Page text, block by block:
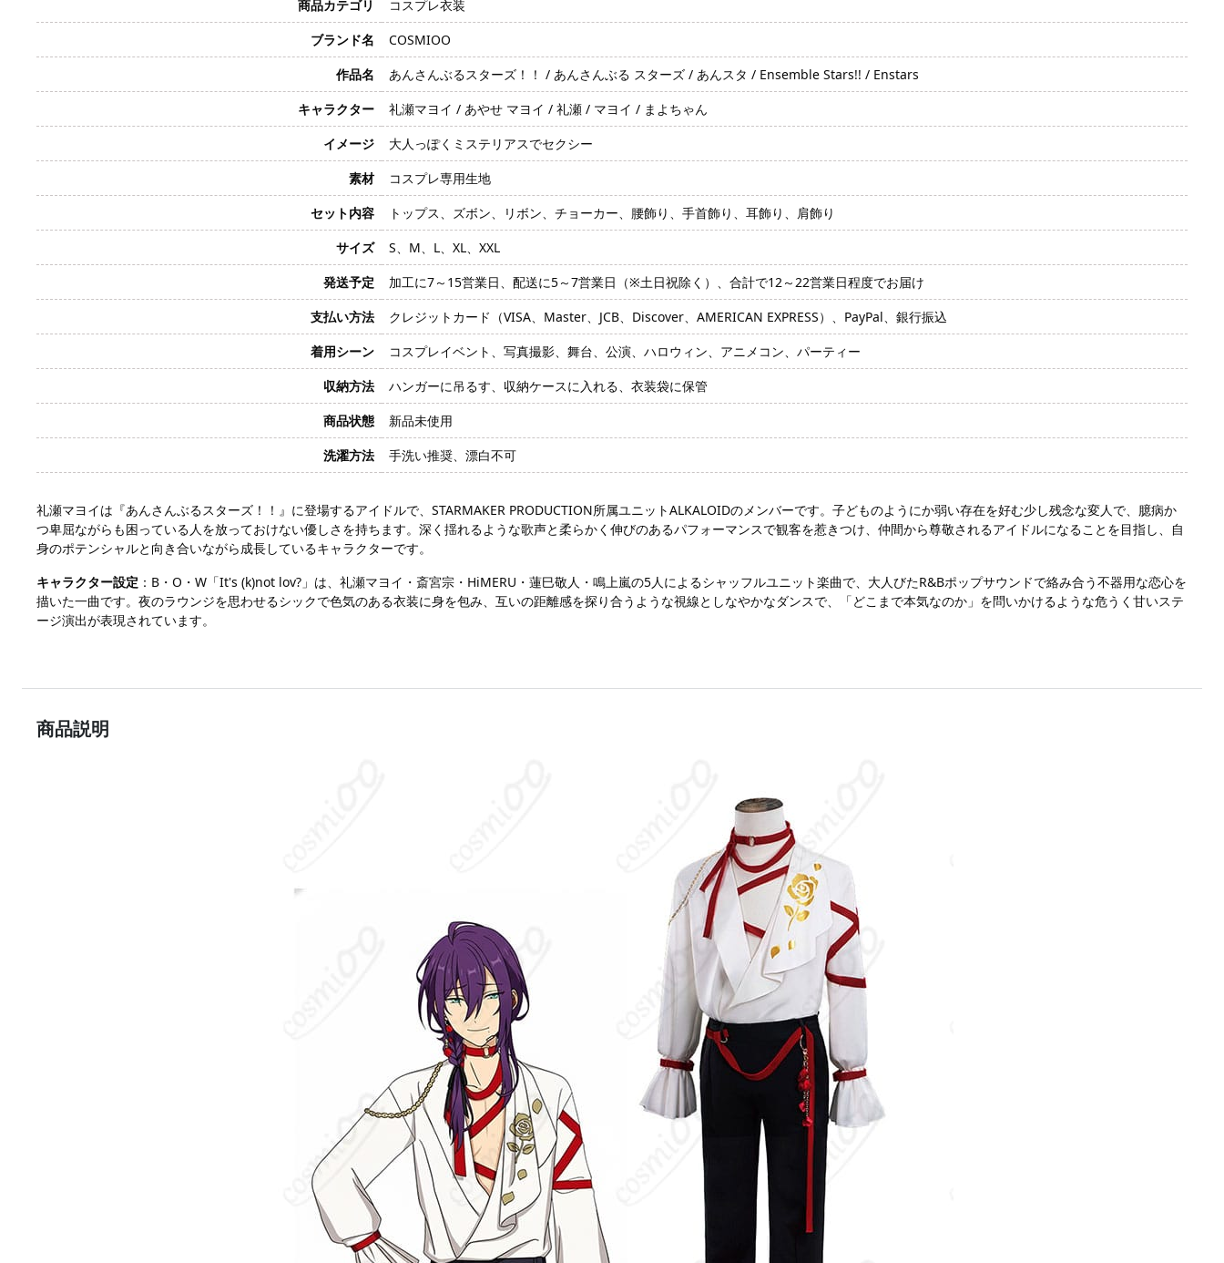
商品カテゴリ
コスプレ衣装
ブランド名
COSMIOO
作品名
あんさんぶるスターズ！！ / あんさんぶる スターズ / あんスタ / Ensemble Stars!! / Enstars
キャラクター
礼瀬マヨイ / あやせ マヨイ / 礼瀬 / マヨイ / まよちゃん
イメージ
大人っぽくミステリアスでセクシー
素材
コスプレ専用生地
セット内容
トップス、ズボン、リボン、チョーカー、腰飾り、手首飾り、耳飾り、肩飾り
サイズ
S、M、L、XL、XXL
発送予定
加工に7～15営業日、配送に5～7営業日（※土日祝除く）、合計で12～22営業日程度でお届け
支払い方法
クレジットカード（VISA、Master、JCB、Discover、AMERICAN EXPRESS）、PayPal、銀行振込
着用シーン
コスプレイベント、写真撮影、舞台、公演、ハロウィン、アニメコン、パーティー
収納方法
ハンガーに吊るす、収納ケースに入れる、衣装袋に保管
商品状態
新品未使用
洗濯方法
手洗い推奨、漂白不可
礼瀬マヨイは『あんさんぶるスターズ！！』に登場するアイドルで、STARMAKER PRODUCTION所属ユニットALKALOIDのメンバーです。子どものようにか弱い存在を好む少し残念な変人で、臆病か
つ卑屈ながらも困っている人を放っておけない優しさを持ちます。深く揺れるような歌声と柔らかく伸びのあるパフォーマンスで観客を惹きつけ、仲間から尊敬されるアイドルになることを目指し、自
身のポテンシャルと向き合いながら成長しているキャラクターです。
キャラクター設定 ：B・O・W「It's (k)not lov?」は、礼瀬マヨイ・斎宮宗・HiMERU・蓮巳敬人・鳴上嵐の5人によるシャッフルユニット楽曲で、大人びたR&Bポップサウンドで絡み合う不器用な恋心を
描いた一曲です。夜のラウンジを思わせるシックで色気のある衣装に身を包み、互いの距離感を探り合うような視線としなやかなダンスで、「どこまで本気なのか」を問いかけるような危うく甘いステ
ージ演出が表現されています。
商品説明